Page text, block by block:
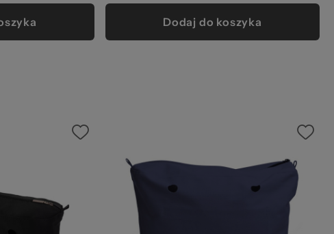
Dodaj do koszyka